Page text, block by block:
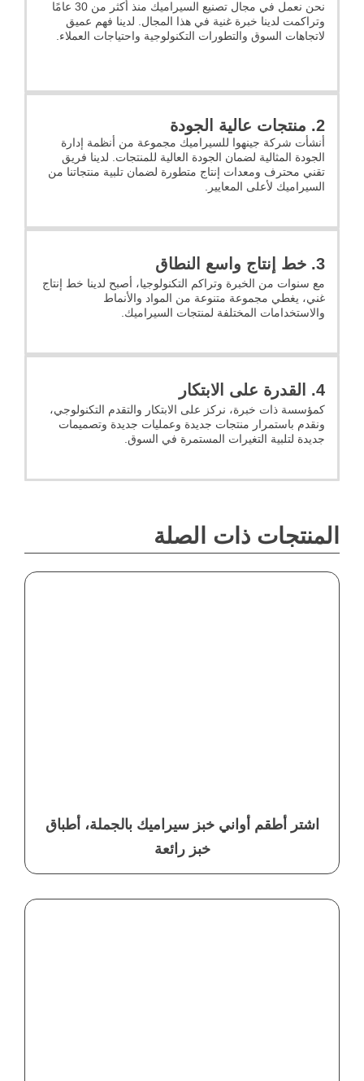
نحن نعمل في مجال تصنيع السيراميك منذ أكثر من 30 عامًا
وتراكمت لدينا خبرة غنية في هذا المجال. لدينا فهم عميق
لاتجاهات السوق والتطورات التكنولوجية واحتياجات العملاء.
2. منتجات عالية الجودة
أنشأت شركة جينهوا للسيراميك مجموعة من أنظمة إدارة
الجودة المثالية لضمان الجودة العالية للمنتجات. لدينا فريق
تقني محترف ومعدات إنتاج متطورة لضمان تلبية منتجاتنا من
السيراميك لأعلى المعايير.
3. خط إنتاج واسع النطاق
مع سنوات من الخبرة وتراكم التكنولوجيا، أصبح لدينا خط إنتاج
غني، يغطي مجموعة متنوعة من المواد والأنماط
والاستخدامات المختلفة لمنتجات السيراميك.
4. القدرة على الابتكار
كمؤسسة ذات خبرة، نركز على الابتكار والتقدم التكنولوجي،
ونقدم باستمرار منتجات جديدة وعمليات جديدة وتصميمات
جديدة لتلبية التغيرات المستمرة في السوق.
المنتجات ذات الصلة
اشتر أطقم أواني خبز سيراميك بالجملة، أطباق
خبز رائعة